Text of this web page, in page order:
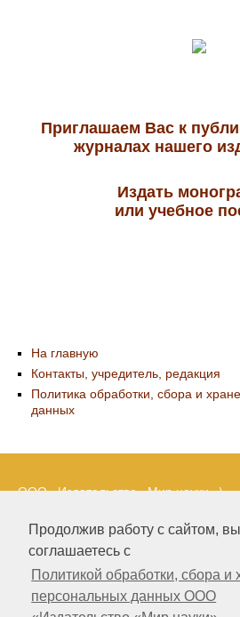
Продолжив работу с сайтом, вы
соглашаетесь с
Политикой обработки, сбора и
персональных данных ООО
Приглашаем Вас к
журналах нашего
Издать
или учебное
На главную
Контакты, учредитель, редакция
Политика обработки, сбора и
данных
ООО «Издательство «Мир науки» \
LLC Материалы, размещенные на
охраняются Законом о защите
прав. Публикация любых материалов
этого сайта запрещена без
предварительного согласования с
издательством. Авторские права на